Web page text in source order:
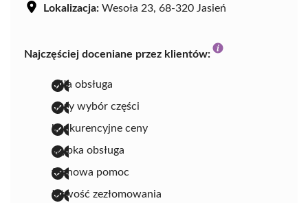
Lokalizacja: Wesoła 23, 68-320 Jasień
Najczęściej doceniane przez klientów:
miła obsługa
duży wybór części
konkurencyjne ceny
szybka obsługa
fachowa pomoc
łatwość zezłomowania